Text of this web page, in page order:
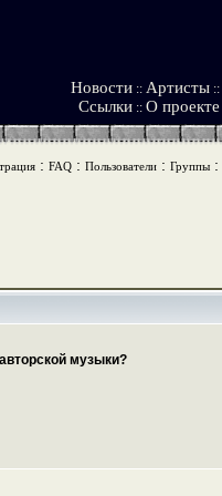
Новости :: Артисты ::
Ссылки :: О проекте
: FAQ: Пользователи: Группы:
музыки?